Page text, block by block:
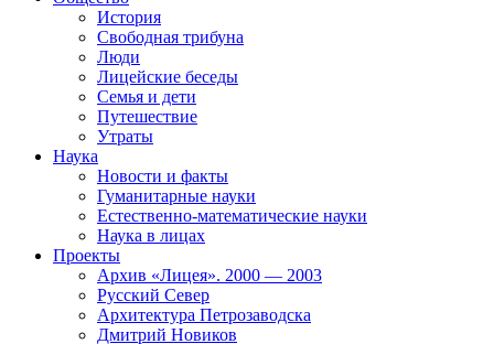
История
Свободная трибуна
Люди
Лицейские беседы
Семья и дети
Путешествие
Утраты
Наука
Новости и факты
Гуманитарные науки
Естественно-математические науки
Наука в лицах
Проекты
Архив «Лицея». 2000 — 2003
Русский Север
Архитектура Петрозаводска
Дмитрий Новиков